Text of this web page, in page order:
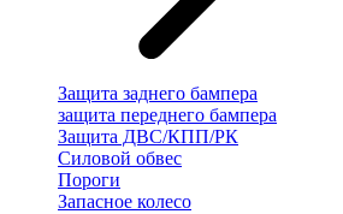
Защита заднего бампера
защита переднего бампера
Защита ДВС/КПП/РК
Силовой обвес
Пороги
Запасное колесо